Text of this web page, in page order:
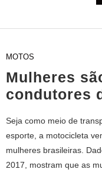
MOTOS
Mulheres
condutores
Seja como meio de
esporte, a motocicleta
mulheres brasileiras.
2017, mostram que as